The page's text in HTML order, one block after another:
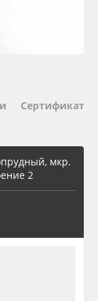
Сертификаты
мкр.
2